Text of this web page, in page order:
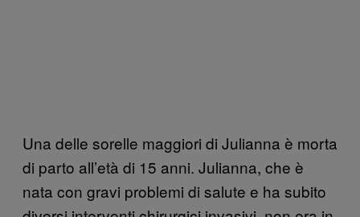
Una delle sorelle maggiori di Julianna è morta
di parto all’età di 15 anni. Julianna, che è
nata con gravi problemi di salute e ha subito